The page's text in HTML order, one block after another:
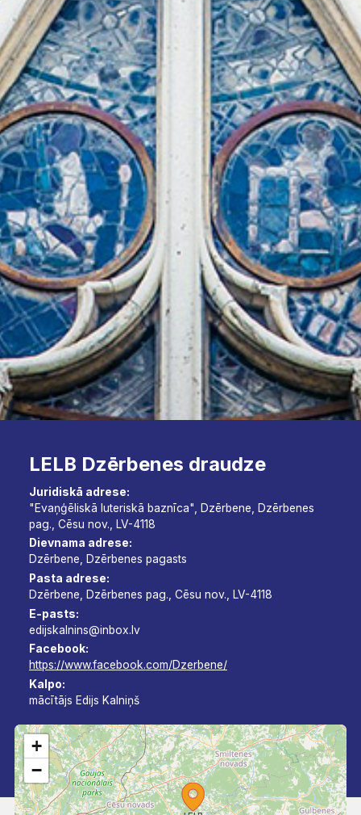
LELB Dzērbenes draudze
Juridiskā adrese:
"Evaņģēliskā luteriskā baznīca", Dzērbene, Dzērbenes
pag., Cēsu nov., LV-4118
Dievnama adrese:
Dzērbene, Dzērbenes pagasts
Pasta adrese:
Dzērbene, Dzērbenes pag., Cēsu nov., LV-4118
E-pasts:
edijskalnins@inbox.lv
Facebook:
https://www.facebook.com/Dzerbene/
Kalpo:
mācītājs Edijs Kalniņš
+
−